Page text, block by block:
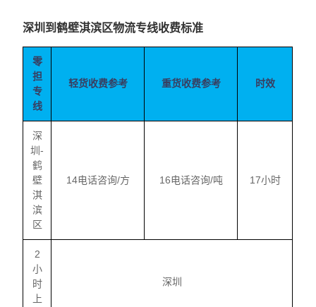
深圳到鹤壁淇滨区物流专线收费标准
零
担
专
线
轻货收费参考 重货收费参考 时效
深
圳-
鹤
壁
淇
滨
区
14电话咨询/方 16电话咨询/吨 17小时
2
小
时
上
深圳